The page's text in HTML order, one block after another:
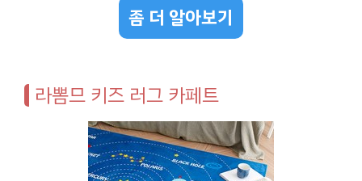
좀 더 알아보기
라뽐므 키즈 러그 카페트